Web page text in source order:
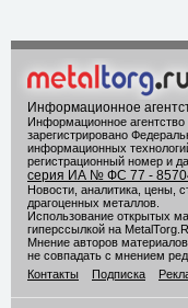
Информационное
Информационное
зарегистрировано
информационных
регистрационный номер и
серия ИА № ФС 77 - 85704
Новости, аналитика, цены,
драгоценных металлов.
Использование открытых
гиперссылкой на
Мнение авторов
не совпадать с мнением
Контакты
Подписка